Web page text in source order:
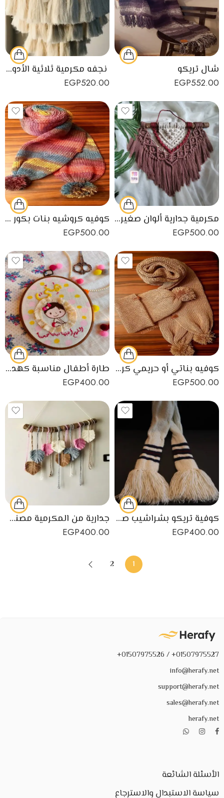
شال تريكو
EGP552.00
نجفه مكرمية ثلاثية الأدوار لإضاءة هادئة و لديكور منزل رائع
EGP520.00
مكرمية جدارية ألوان صغيرة الحجم معلقة على جذع خشبي.
EGP500.00
كوفيه كروشيه بنات بكور من الأطراف
EGP500.00
كوفيه بناتي أو حريمي كروشيه بخيط الهيمالايا
EGP500.00
طارة أطفال مناسبة كهدية لمولود جديد
EGP400.00
كوفية تريكو بشراشيب صنعت يدوياً بخيوط تركية
EGP400.00
جدارية من المكرمية مصنوعة يدويا كقطعة ديكورية
EGP400.00
1
2
01507975527+ / 01507975526+
info@herafy.net
support@herafy.net
sales@herafy.net
herafy.net
الأسئلة الشائعة
سياسة الاستبدال والاسترجاع